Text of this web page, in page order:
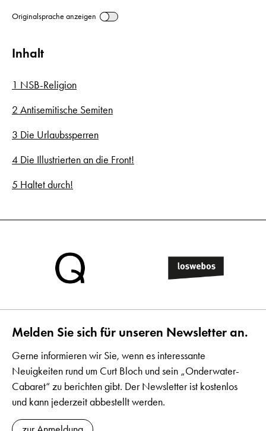
Originalsprache anzeigen
Inhalt
1 NSB-Religion
2 Antisemitische Semiten
3 Die Urlaubssperren
4 Die Illustrierten an die Front!
5 Haltet durch!
Melden Sie sich für unseren Newsletter an.
Gerne informieren wir Sie, wenn es interessante
Neuigkeiten rund um Curt Bloch und sein „Onderwater-
Cabaret“ zu berichten gibt. Der Newsletter ist kostenlos
und kann jederzeit abbestellt werden.